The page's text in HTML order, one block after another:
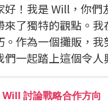
好！我是 Will，你
來了獨特的觀點。
。作為一個攤販，
們一起踏上這個令人
討論戰略合作方向